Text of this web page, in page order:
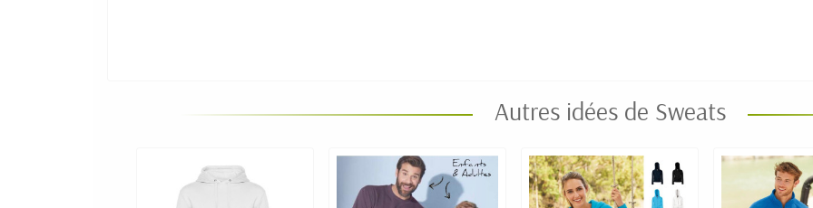
Autres idées de Sweats